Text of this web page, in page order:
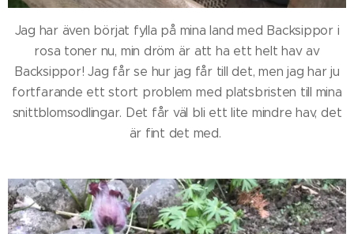
Jag har även börjat fylla på mina land med Backsippor i
rosa toner nu, min dröm är att ha ett helt hav av
Backsippor! Jag får se hur jag får till det, men jag har ju
fortfarande ett stort problem med platsbristen till mina
snittblomsodlingar. Det får väl bli ett lite mindre hav, det
är fint det med.